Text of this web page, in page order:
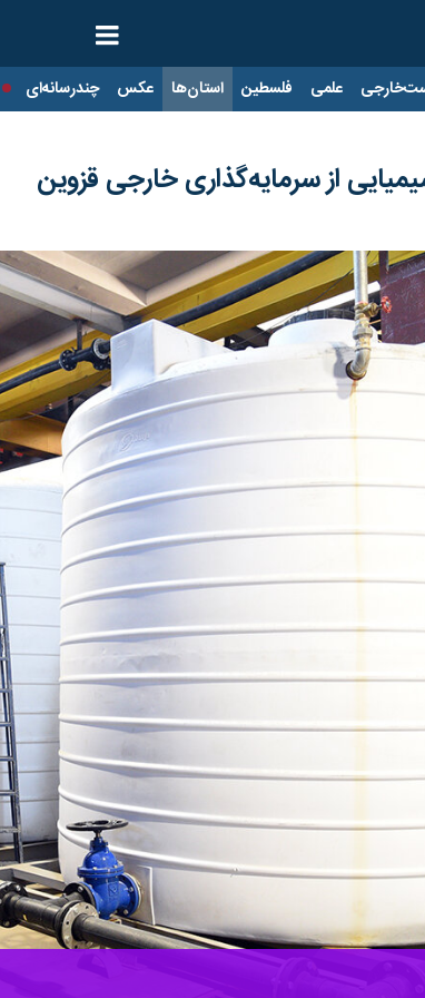
علمی فلسطین استان‌ها عکس چندرسانه‌ای